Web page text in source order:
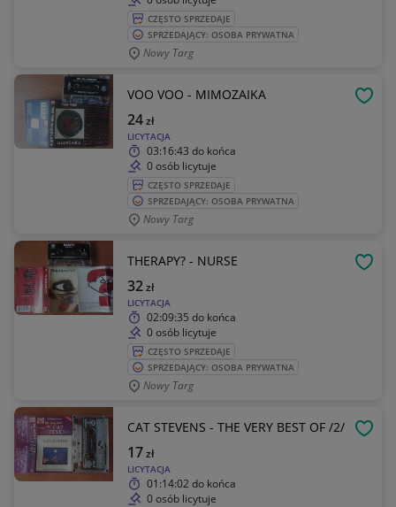
CZĘSTO SPRZEDAJE
SPRZEDAJĄCY: OSOBA PRYWATNA
Nowy Targ
VOO VOO - MIMOZAIKA
LICYTACJA
24zł
03:16:43 do końca
0 osób licytuje
CZĘSTO SPRZEDAJE
SPRZEDAJĄCY: OSOBA PRYWATNA
Nowy Targ
THERAPY? - NURSE
LICYTACJA
32zł
02:09:35 do końca
0 osób licytuje
CZĘSTO SPRZEDAJE
SPRZEDAJĄCY: OSOBA PRYWATNA
Nowy Targ
CAT STEVENS - THE VERY BEST OF /2/
LICYTACJA
17zł
01:14:02 do końca
0 osób licytuje